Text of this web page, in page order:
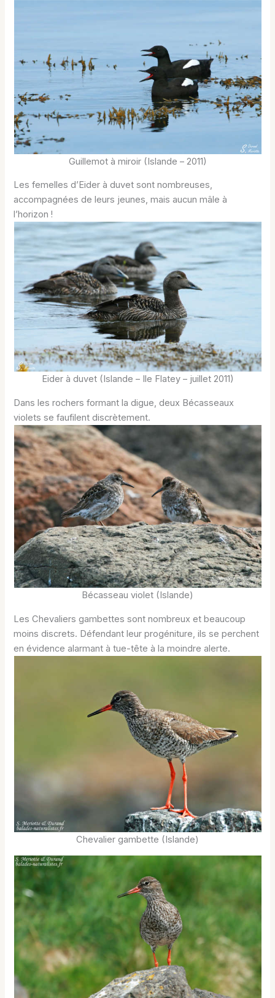
Guillemot à miroir (Islande – 2011)
Les femelles d’Eider à duvet sont nombreuses,
accompagnées de leurs jeunes, mais aucun mâle à
l’horizon !
Eider à duvet (Islande – Ile Flatey – juillet 2011)
Dans les rochers formant la digue, deux Bécasseaux
violets se faufilent discrètement.
Bécasseau violet (Islande)
Les Chevaliers gambettes sont nombreux et beaucoup
moins discrets. Défendant leur progéniture, ils se perchent
en évidence alarmant à tue-tête à la moindre alerte.
Chevalier gambette (Islande)